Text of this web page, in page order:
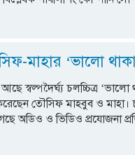
মাহার ‘ভালো
স্বল্পদৈর্ঘ্য চলচ্চিত্র
তৌসিফ মাহবুব ও মাহা।
অডিও ও ভিডিও প্রযোজনা